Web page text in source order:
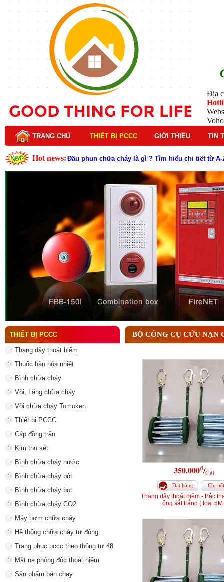
Địa
TRANG CHỦ THIẾT BỊ PCCC GIỚI THIỆU TIN
Hot news: Đầu phun chữa cháy là gì ? Tìm hiểu chi tiết từ A-
Cách kiểm tra và bảo trì hệ thống báo cháy
Cấu tạo và nguyên lý hoạt động của báo cháy
Tìm hiểu chi tiết về hệ thống báo cháy Horing
Các loại thang dây thoát hiểm phổ biến trên thị
Thang dây thoát hiểm có tác dụng gì trong tình
Cấu tạo đầu phun chữa cháy trong hệ thống
Kim thu sét là gì? Cấu tạo, nguyên lý hoạt động
Đầu phun chữa cháy là gì và nguyên lý hoạt động
THIẾT BỊ PCCC
Thang dây thoát hiểm
Thuốc hàn hóa nhiệt
Bình chữa cháy
Vòi, Lăng chữa cháy
Vòi chữa cháy Tomoken
Thiết bị PCCC
Cáp đồng trần
Kim thu sét
Bình chữa cháy nước
Bình chữa cháy bột
Bình chữa cháy bọt
Bình chữa cháy CO2
Máy bơm chữa cháy
Hệ thống chữa cháy tự động
Trang phục pccc theo thông tư 48
Mặt nạ phòng độc thoát hiểm
Sản phẩm bán chạy
BỘ CÔNG CỤ CỨU NẠN
350.000đ/Cái
Đặt hàng Chi tiết
Thang dây thoát hiểm - Bậc
ống sắt trắng ( loại 5M